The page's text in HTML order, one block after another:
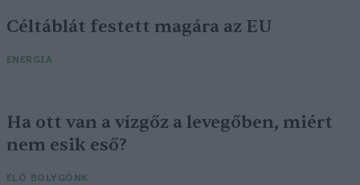
Céltáblát festett magára az EU
ENERGIA
Ha ott van a vízgőz a levegőben, miért
nem esik eső?
ÉLŐ BOLYGÓNK